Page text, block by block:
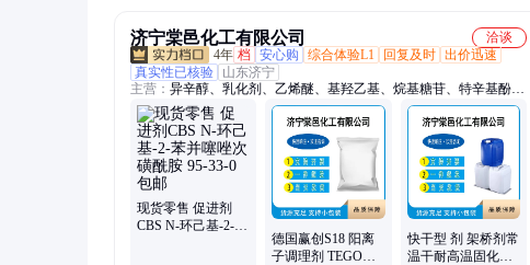
济宁棠邑化工有限公司
洽谈
4年 档 安心购 综合体验L1 回复及时 出价迅速
真实性已核验
山东济宁
主营： 异辛醇、乳化剂、乙烯醚、基羟乙基、烷基糖苷、特辛基酚、
丙烯酰胺基、甲酯乙氧基、癸基葡糖苷、醚羧酸、脂肪醇、分散剂、
染色助剂、聚乙二醇、异构醇醚、泊洛沙姆、椰油酰胺、聚氧乙烯、
嵌段聚醚、单油酸酯、异构十三醇、丙烯磺酸钠、氢化蓖麻油、醇醚
葡糖苷、低泡渗透剂
现货零售 促进剂
CBS N-环己基-2-苯
德国赢创S18 阳离
子调理剂 TEGO
快干型 剂 架桥剂常
温干耐高温固化剂